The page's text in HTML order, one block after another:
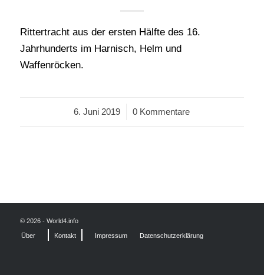
Rittertracht aus der ersten Hälfte des 16.
Jahrhunderts im Harnisch, Helm und
Waffenröcken.
6. Juni 2019
/ 0 Kommentare
© 2026 - World4.info
Über Kontakt Impressum Datenschutzerklärung